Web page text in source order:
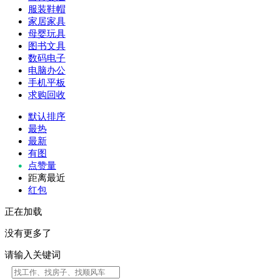
服装鞋帽
家居家具
母婴玩具
图书文具
数码电子
电脑办公
手机平板
求购回收
默认排序
最热
最新
有图
点赞量
距离最近
红包
正在加载
没有更多了
请输入关键词